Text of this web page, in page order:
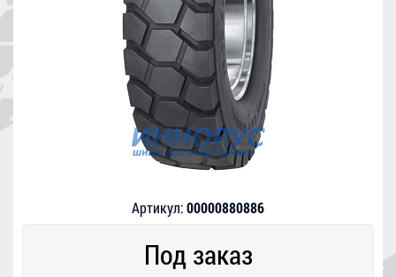
Артикул:00000880886
Под заказ